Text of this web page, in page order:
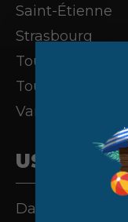
Saint-Étienne
Strasbourg
Toulouse
Tours
Vannes
USA
Dallas